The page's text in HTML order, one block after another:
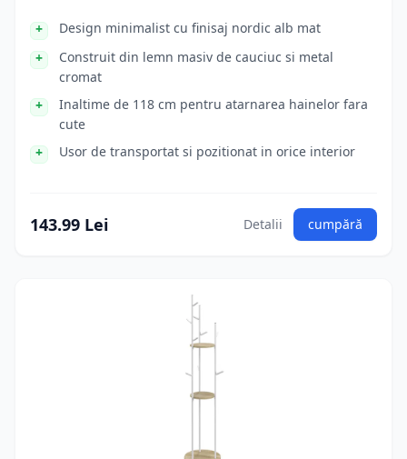
Design minimalist cu finisaj nordic alb mat
Construit din lemn masiv de cauciuc si metal
cromat
Inaltime de 118 cm pentru atarnarea hainelor fara
cute
Usor de transportat si pozitionat in orice interior
143.99 Lei Detalii cumpără